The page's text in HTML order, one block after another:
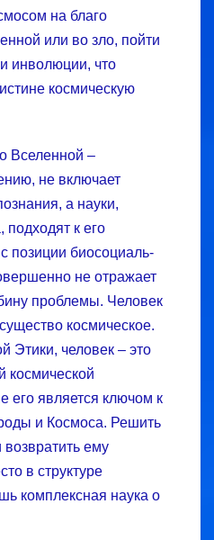
на благо
или во зло, пойти
инволюции, что
космическую
Вселенной –
не включает
а науки,
к его
позиции биосоциаль­
не отражает
проблемы. Человек
космическое.
Этики, человек – это
космической
его является ключом к
и Космоса. Решить
ему
в структуре
комплексная наука о